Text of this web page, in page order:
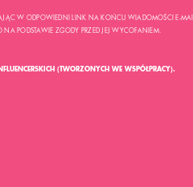
W ODPOWIEDNI LINK NA KOŃCU WIADOMOŚCI E-
PODSTAWIE ZGODY PRZED JEJ WYCOFANIEM.
(TWORZONYCH WE WSPÓŁPRACY).